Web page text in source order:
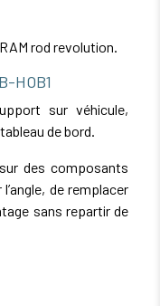
rod revolution.
HOB1
sur véhicule,
de bord.
des composants
de remplacer
sans repartir de